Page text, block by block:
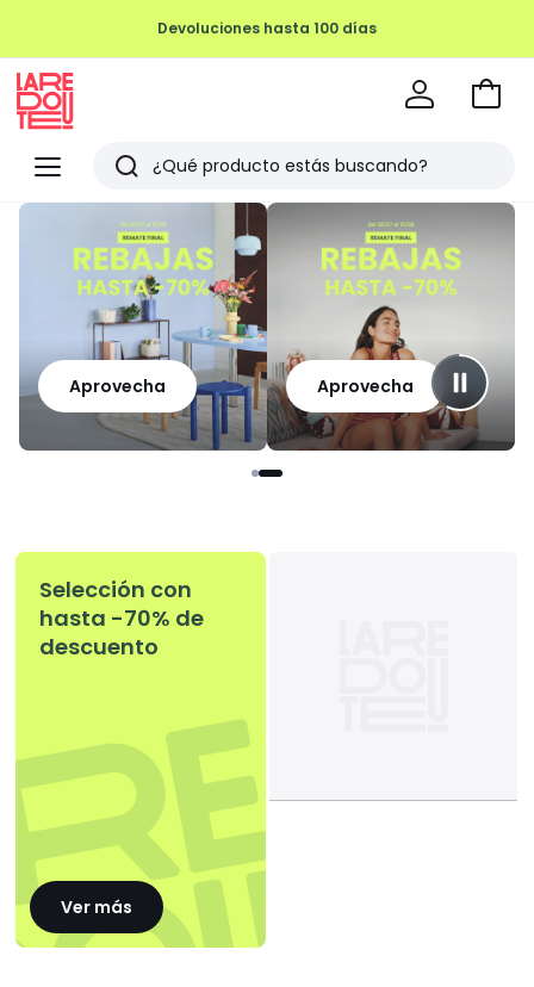
Devoluciones hasta 100 días
Menu
Redoute
Buscar
Últimos
artículos
vistos
Ir
Aprovecha Aprovecha
Selección con
hasta -70% de
descuento
Ver más